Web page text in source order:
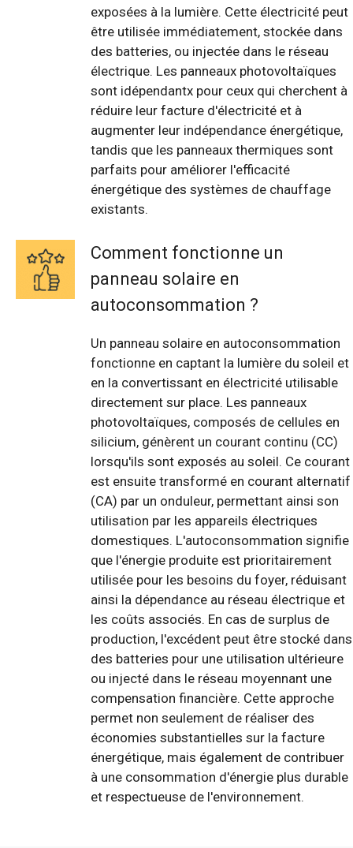
exposées à la lumière. Cette électricité peut
être utilisée immédiatement, stockée dans
des batteries, ou injectée dans le réseau
électrique. Les panneaux photovoltaïques
sont idépendantx pour ceux qui cherchent à
réduire leur facture d'électricité et à
augmenter leur indépendance énergétique,
tandis que les panneaux thermiques sont
parfaits pour améliorer l'efficacité
énergétique des systèmes de chauffage
existants.
Comment fonctionne un
panneau solaire en
autoconsommation ?
Un panneau solaire en autoconsommation
fonctionne en captant la lumière du soleil et
en la convertissant en électricité utilisable
directement sur place. Les panneaux
photovoltaïques, composés de cellules en
silicium, génèrent un courant continu (CC)
lorsqu'ils sont exposés au soleil. Ce courant
est ensuite transformé en courant alternatif
(CA) par un onduleur, permettant ainsi son
utilisation par les appareils électriques
domestiques. L'autoconsommation signifie
que l'énergie produite est prioritairement
utilisée pour les besoins du foyer, réduisant
ainsi la dépendance au réseau électrique et
les coûts associés. En cas de surplus de
production, l'excédent peut être stocké dans
des batteries pour une utilisation ultérieure
ou injecté dans le réseau moyennant une
compensation financière. Cette approche
permet non seulement de réaliser des
économies substantielles sur la facture
énergétique, mais également de contribuer
à une consommation d'énergie plus durable
et respectueuse de l'environnement.